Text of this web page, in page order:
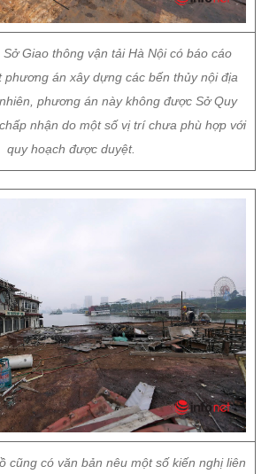
Giao thông vận tải Hà Nội có báo cáo
phương án xây dựng các bến thủy nội địa
phương án này không được Sở Quy
nhận do một số vị trí chưa phù hợp với
quy hoạch được duyệt.
cũng có văn bản nêu một số kiến nghị liên